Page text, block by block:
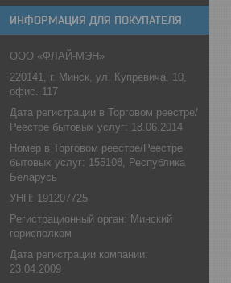
ИНФОРМАЦИЯ ДЛЯ ПОКУПАТЕЛЯ
ООО «ФЛАЙ-МЭН»
220141, г. Минск, ул. Купревича, 10,
офис. 117
Дата регистрации в Торговом реестре/
Реестре бытовых услуг: 18.06.2014
Номер в Торговом реестре/Реестре
бытовых услуг: 155108, Республика
Беларусь
УНП: 191207725
Регистрационный орган: Минский
горисполком
Дата регистрации компании:
23.04.2009